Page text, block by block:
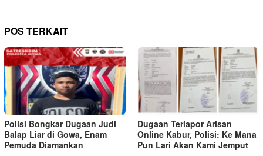
POS TERKAIT
Polisi Bongkar Dugaan Judi
Balap Liar di Gowa, Enam
Pemuda Diamankan
Dugaan Terlapor Arisan
Online Kabur, Polisi: Ke Mana
Pun Lari Akan Kami Jemput